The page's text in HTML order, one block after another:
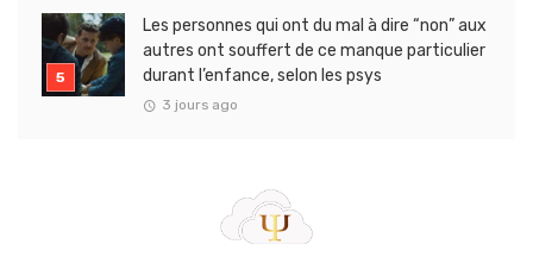
Les personnes qui ont du mal à dire “non” aux
autres ont souffert de ce manque particulier
durant l’enfance, selon les psys
3 jours ago